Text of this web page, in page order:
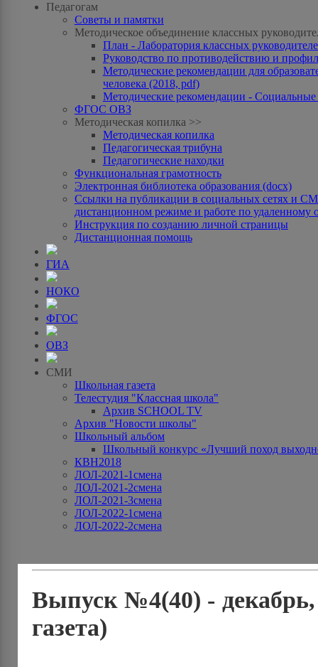
Педагогам
Советы и памятки
Методическое объединение классных
План - Лаборатория классных
Руководство по противодействию и
Методические рекомендации для
человека (2018, pdf)
Методические рекомендации -
ФГОС ОВЗ
Методическая копилка >>
Методическая копилка
Педагогическая трибуна
Педагогические находки
Функциональная грамотность
Электронная библиотека образования (docx)
Ссылки на публикации в социальных сетях и
дистанционном режиме и работе по удаленному
Инструкция по созданию личной страницы
Дистанционная помощь
ГИА
НОКО
ФГОС
ОВЗ
СМИ
Школьная газета
Телестудия "Классная школа"
Архив SCHOOL TV
Архив "Новости школы"
Школьный альбом
Школьный конкурс «Лучший поход
КВН2018
ЛОЛ-2021-1смена
ЛОЛ-2021-2смена
ЛОЛ-2021-3смена
ЛОЛ-2022-1смена
ЛОЛ-2022-2смена
Выпуск №4(40) -
газета)